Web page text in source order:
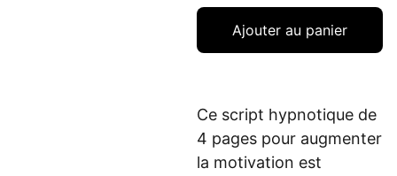
Ajouter au panier
Ce script hypnotique de
4 pages pour augmenter
la motivation est